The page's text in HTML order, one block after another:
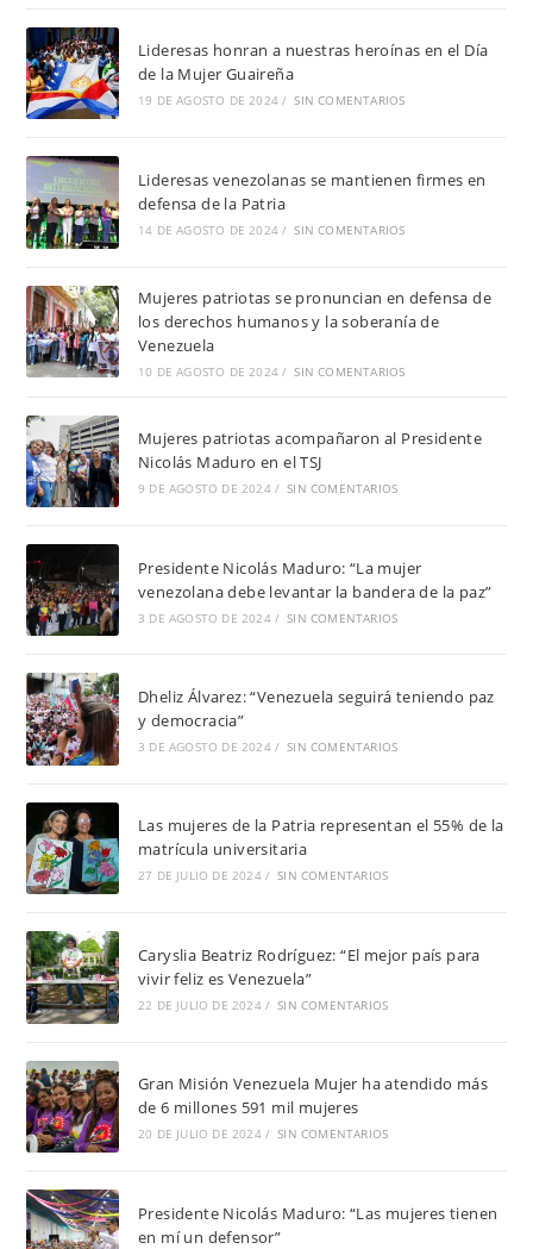
Lideresas honran a nuestras heroínas en el Día
de la Mujer Guaireña
19 DE AGOSTO DE 2024 / SIN COMENTARIOS
Lideresas venezolanas se mantienen firmes en
defensa de la Patria
14 DE AGOSTO DE 2024 / SIN COMENTARIOS
Mujeres patriotas se pronuncian en defensa de
los derechos humanos y la soberanía de
Venezuela
10 DE AGOSTO DE 2024 / SIN COMENTARIOS
Mujeres patriotas acompañaron al Presidente
Nicolás Maduro en el TSJ
9 DE AGOSTO DE 2024 / SIN COMENTARIOS
Presidente Nicolás Maduro: “La mujer
venezolana debe levantar la bandera de la paz”
3 DE AGOSTO DE 2024 / SIN COMENTARIOS
Dheliz Álvarez: “Venezuela seguirá teniendo paz
y democracia”
3 DE AGOSTO DE 2024 / SIN COMENTARIOS
Las mujeres de la Patria representan el 55% de la
matrícula universitaria
27 DE JULIO DE 2024 / SIN COMENTARIOS
Caryslia Beatriz Rodríguez: “El mejor país para
vivir feliz es Venezuela”
22 DE JULIO DE 2024 / SIN COMENTARIOS
Gran Misión Venezuela Mujer ha atendido más
de 6 millones 591 mil mujeres
20 DE JULIO DE 2024 / SIN COMENTARIOS
Presidente Nicolás Maduro: “Las mujeres tienen
en mí un defensor”